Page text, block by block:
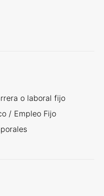
o laboral fijo
/ Empleo Fijo